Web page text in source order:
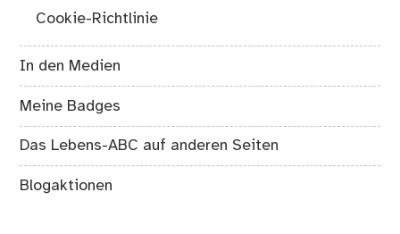
Cookie-Richtlinie
In den Medien
Meine Badges
Das Lebens-ABC auf anderen Seiten
Blogaktionen